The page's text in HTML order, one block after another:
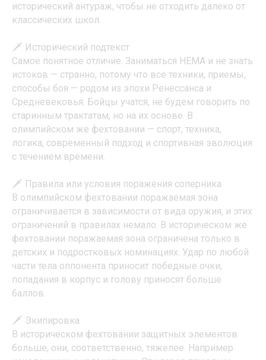
исторический антураж, чтобы не отходить далеко от
классических школ.
🗡 Исторический подтекст
Самое понятное отличие. Заниматься HEMA и не знать
истоков — странно, потому что все техники, приемы,
способы боя — родом из эпохи Ренессанса и
Средневековья. Бойцы учатся, не будем говорить по
старинным трактатам, но на их основе. В
олимпийском же фехтовании — спорт, техника,
логика, современный подход и спортивная эволюция
с течением времени.
🗡 Правила или условия поражения соперника
В олимпийском фехтовании поражаемая зона
ограничивается в зависимости от вида оружия, и этих
ограничений в правилах немало. В историческом же
фехтовании поражаемая зона ограничена только в
детских и подростковых номинациях. Удар по любой
части тела оппонента приносит победные очки,
попадания в корпус и голову приносят больше
баллов.
🗡 Экипировка
В историческом фехтовании защитных элементов
больше, они, соответственно, тяжелее. Например